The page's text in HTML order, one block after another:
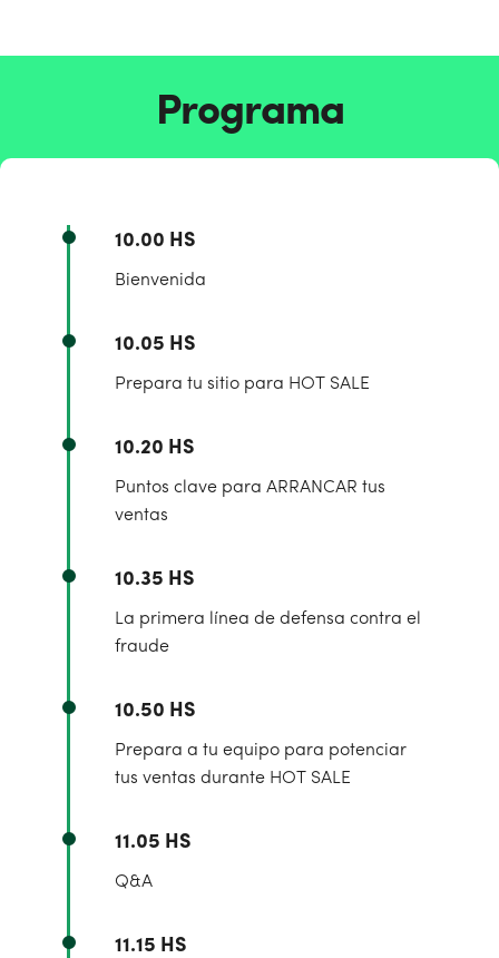
Programa
10.00 HS
Bienvenida
10.05 HS
Prepara tu sitio para HOT SALE
10.20 HS
Puntos clave para ARRANCAR tus
ventas
10.35 HS
La primera línea de defensa contra el
fraude
10.50 HS
Prepara a tu equipo para potenciar
tus ventas durante HOT SALE
11.05 HS
Q&A
11.15 HS